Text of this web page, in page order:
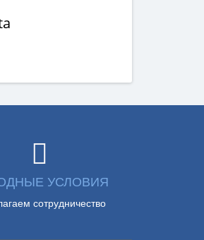
УСЛОВИЯ
сотрудничество